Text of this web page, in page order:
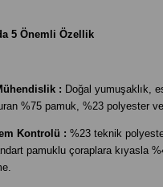
5 Önemli Özellik
: Doğal yumuşaklık,
%75 pamuk, %23 polyester
Kontrolü : %23 teknik
pamuklu çoraplara kıyasla